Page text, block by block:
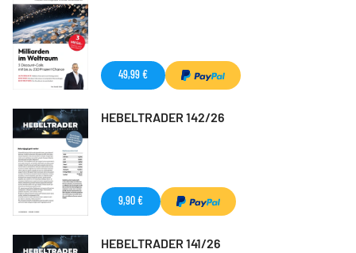
49,99 €
HEBELTRADER 142/26
9,90 €
HEBELTRADER 141/26